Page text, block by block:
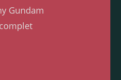
Gundam